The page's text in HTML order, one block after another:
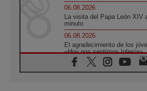
06.08.2026
La visita del Papa León XIV
minuto
06.08.2026
El agradecimiento de los
«Hoy nos sentimos Iglesia»
06.08.2026
Líbano: Reanudan los